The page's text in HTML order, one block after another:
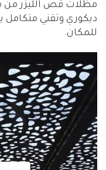
مظلات قص الليزر من
ديكوري وتقني
للمكان.